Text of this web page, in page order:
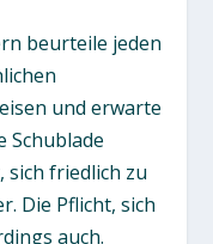
beurteile jeden
und erwarte
Schublade
sich friedlich zu
Die Pflicht, sich
auch.